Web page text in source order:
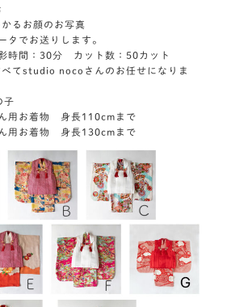
るお顔のお写真
タでお送りします。
時間：30分 カット数：50カット
てstudio nocoさんのお任せになりま
子
用お着物 身長110cmまで
身長130cmまで